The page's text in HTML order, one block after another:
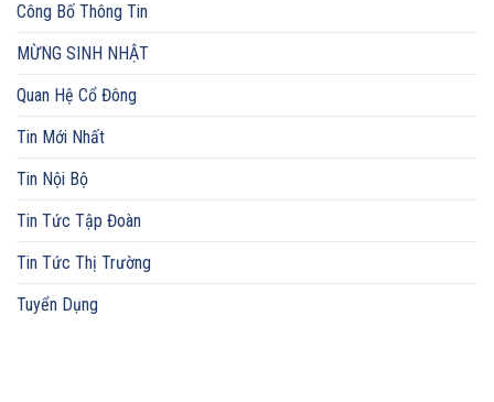
Công Bố Thông Tin
MỪNG SINH NHẬT
Quan Hệ Cổ Đông
Tin Mới Nhất
Tin Nội Bộ
Tin Tức Tập Đoàn
Tin Tức Thị Trường
Tuyển Dụng